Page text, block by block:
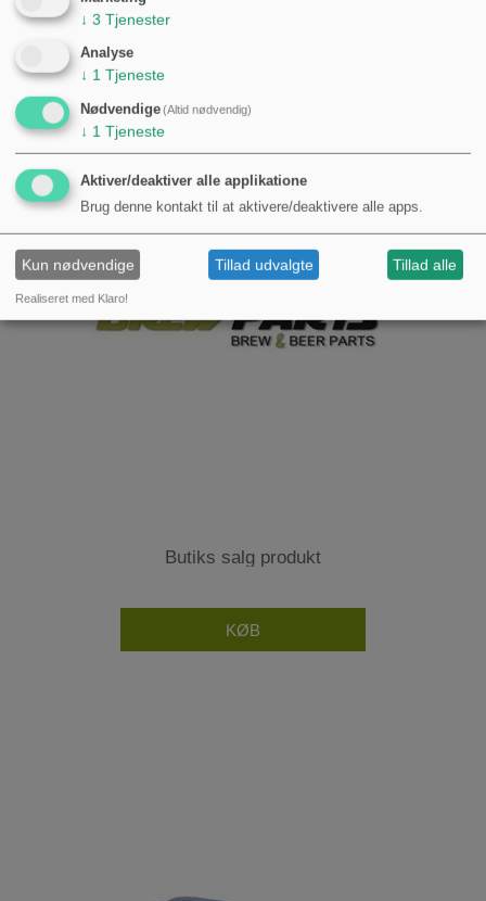
Butiks salg produkt
↓ 3 Tjenester
Analyse
↓ 1 Tjeneste
Nødvendige(Altid nødvendig)
↓ 1 Tjeneste
Aktiver/deaktiver alle applikatione
Brug denne kontakt til at aktivere/deaktivere alle apps.
Kun nødvendige Tillad udvalgte Tillad alle
Realiseret med Klaro!